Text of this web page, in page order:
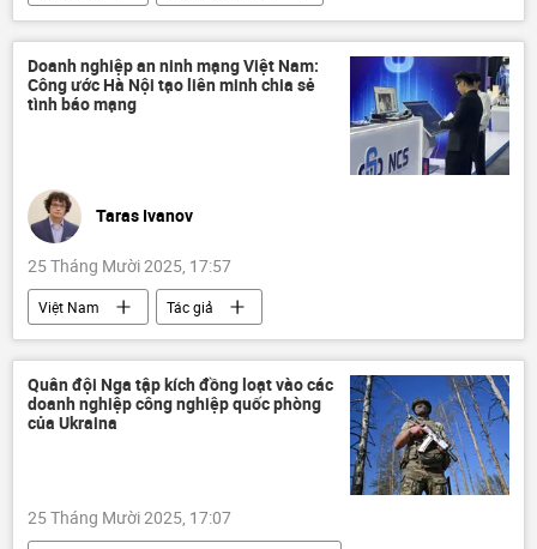
công an
TikTok
cảnh sát
an ninh mạng
Pháp luật
tội phạm
mạng xã hội
Doanh nghiệp an ninh mạng Việt Nam:
Công ước Hà Nội tạo liên minh chia sẻ
tình báo mạng
Taras Ivanov
25 Tháng Mười 2025, 17:57
Việt Nam
Tác giả
Quan điểm-Ý kiến
doanh nghiệp
an ninh mạng
luật an ninh mạng
công nghệ
Khoa học và công nghệ
Thế giới
Quân đội Nga tập kích đồng loạt vào các
doanh nghiệp công nghiệp quốc phòng
của Ukraina
25 Tháng Mười 2025, 17:07